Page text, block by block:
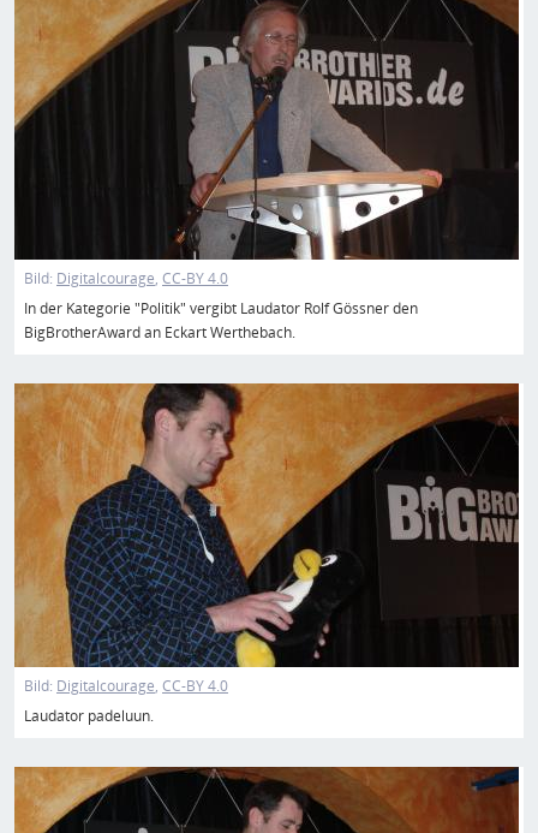
Bild: Digitalcourage CC-BY 4.0
In der Kategorie "Politik" vergibt Laudator Rolf Gössner den
BigBrotherAward an Eckart Werthebach.
Bild
Bild: Digitalcourage CC-BY 4.0
Laudator padeluun.
Bild